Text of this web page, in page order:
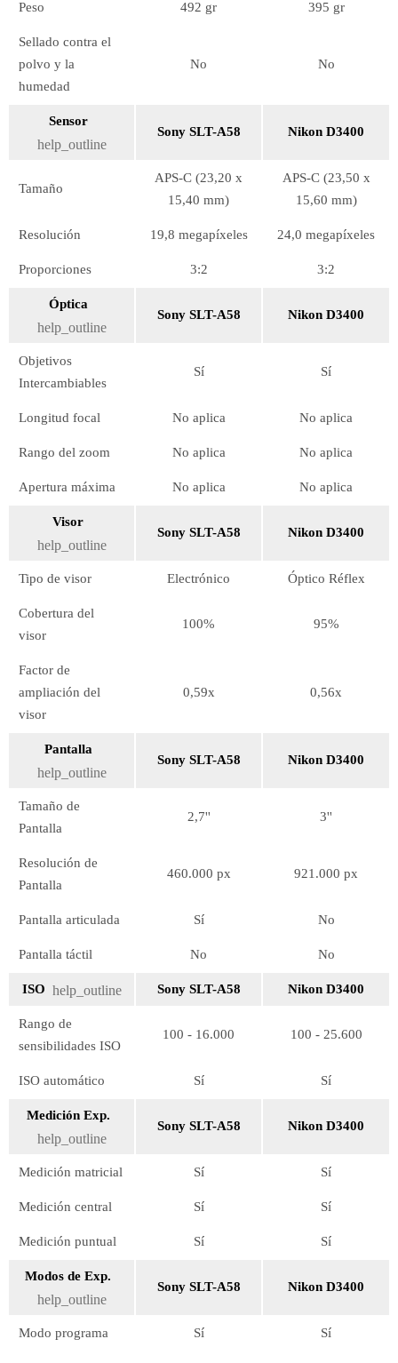
Peso 492 gr 395 gr
Sellado contra el
polvo y la
humedad
No No
Sensor
help_outline
Sony SLT-A58 Nikon D3400
Tamaño
APS-C (23,20 x
15,40 mm)
APS-C (23,50 x
15,60 mm)
Resolución 19,8 megapíxeles 24,0 megapíxeles
Proporciones 3:2 3:2
Óptica
help_outline
Sony SLT-A58 Nikon D3400
Objetivos
Intercambiables
Sí Sí
Longitud focal No aplica No aplica
Rango del zoom No aplica No aplica
Apertura máxima No aplica No aplica
Visor
help_outline
Sony SLT-A58 Nikon D3400
Tipo de visor Electrónico Óptico Réflex
Cobertura del
visor
100% 95%
Factor de
ampliación del
visor
0,59x 0,56x
Pantalla
help_outline
Sony SLT-A58 Nikon D3400
Tamaño de
Pantalla
2,7'' 3''
Resolución de
Pantalla
460.000 px 921.000 px
Pantalla articulada Sí No
Pantalla táctil No No
ISO help_outline Sony SLT-A58 Nikon D3400
Rango de
sensibilidades ISO
100 - 16.000 100 - 25.600
ISO automático Sí Sí
Medición Exp.
help_outline
Sony SLT-A58 Nikon D3400
Medición matricial Sí Sí
Medición central Sí Sí
Medición puntual Sí Sí
Modos de Exp.
help_outline
Sony SLT-A58 Nikon D3400
Modo programa Sí Sí